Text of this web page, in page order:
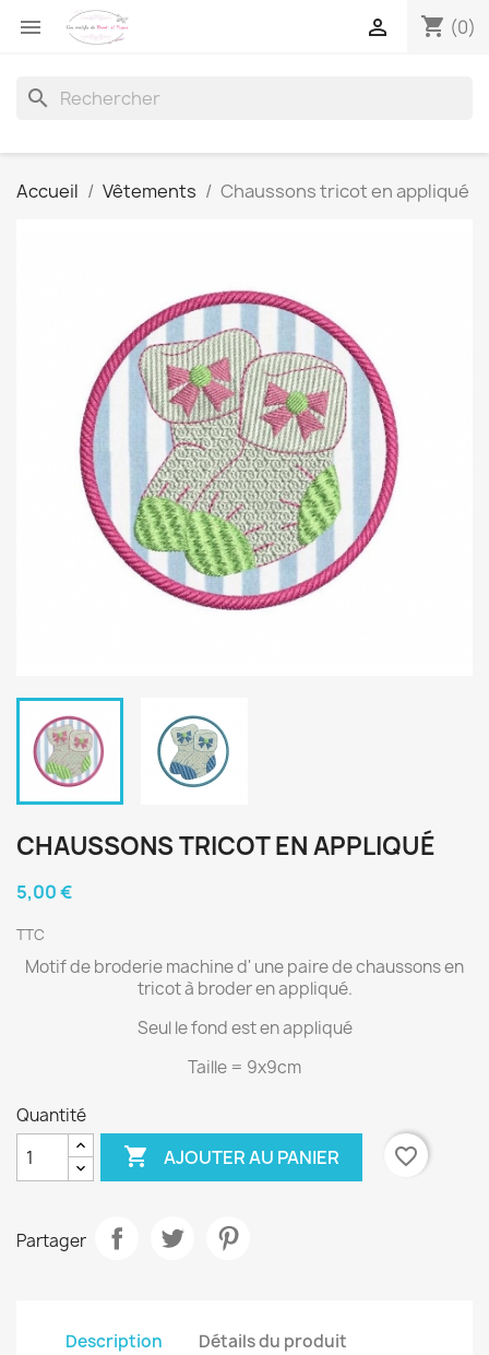
 shopping_cart (0)

search
Accueil Vêtements Chaussons tricot en appliqué
CHAUSSONS TRICOT EN APPLIQUÉ
5,00 €
TTC
Motif de broderie machine d' une paire de chaussons en
tricot à broder en appliqué.
Seul le fond est en appliqué
Taille = 9x9cm
Quantité
 AJOUTER AU PANIER favorite_border
Partager
Description Détails du produit